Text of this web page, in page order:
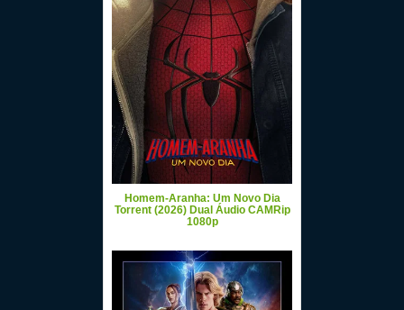
Homem-Aranha: Um Novo Dia
Torrent (2026) Dual Áudio CAMRip
1080p